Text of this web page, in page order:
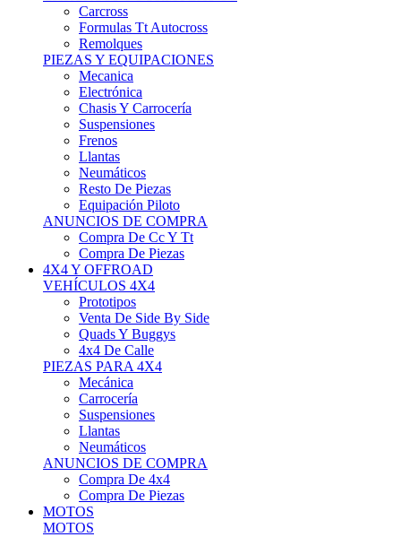
Formulas Tt Autocross
Remolques
PIEZAS Y EQUIPACIONES
Mecanica
Electrónica
Chasis Y Carrocería
Suspensiones
Frenos
Llantas
Neumáticos
Resto De Piezas
Equipación Piloto
ANUNCIOS DE COMPRA
Compra De Cc Y Tt
Compra De Piezas
4X4 Y OFFROAD
VEHÍCULOS 4X4
Prototipos
Venta De Side By Side
Quads Y Buggys
4x4 De Calle
PIEZAS PARA 4X4
Mecánica
Carrocería
Suspensiones
Llantas
Neumáticos
ANUNCIOS DE COMPRA
Compra De 4x4
Compra De Piezas
MOTOS
MOTOS
Motos De Circuito